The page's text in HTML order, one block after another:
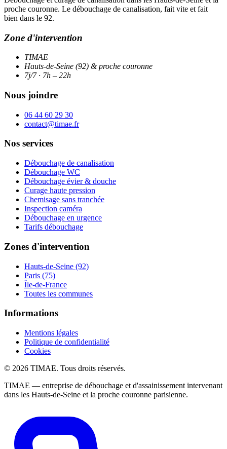
proche couronne. Le débouchage de canalisation, fait vite et fait
bien dans le 92.
Zone d'intervention
TIMAE
Hauts-de-Seine (92) & proche couronne
7j/7 · 7h – 22h
Nous joindre
06 44 60 29 30
contact@timae.fr
Nos services
Débouchage de canalisation
Débouchage WC
Débouchage évier & douche
Curage haute pression
Chemisage sans tranchée
Inspection caméra
Débouchage en urgence
Tarifs débouchage
Zones d'intervention
Hauts-de-Seine (92)
Paris (75)
Île-de-France
Toutes les communes
Informations
Mentions légales
Politique de confidentialité
Cookies
© 2026 TIMAE. Tous droits réservés.
TIMAE — entreprise de débouchage et d'assainissement intervenant
dans les Hauts-de-Seine et la proche couronne parisienne.